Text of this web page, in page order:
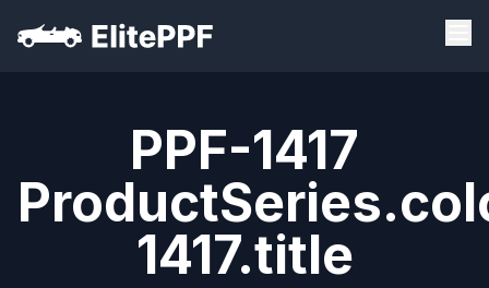
PPF-1417
1417.title